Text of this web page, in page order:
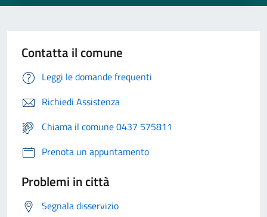
Contatta il comune
Leggi le domande frequenti
Richiedi Assistenza
Chiama il comune 0437 575811
Prenota un appuntamento
Problemi in città
Segnala disservizio